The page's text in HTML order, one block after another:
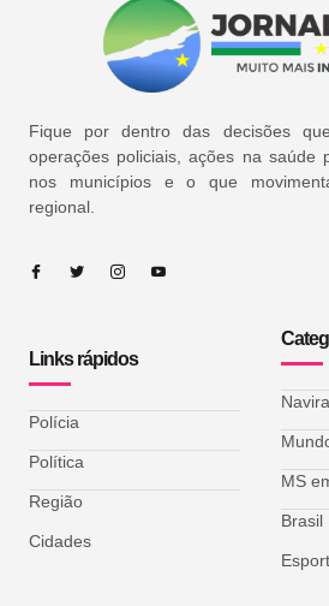
Fique por dentro das decisões
operações policiais, ações na saúde
nos municípios e o que
regional.
Links rápidos
Polícia
Política
Região
Cidades
MS
Brasil